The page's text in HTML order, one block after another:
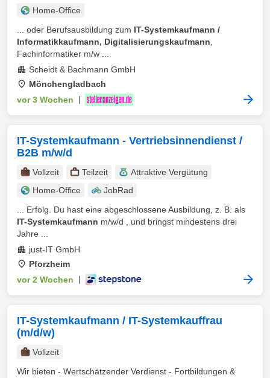
Home-Office
... oder Berufsausbildung zum IT-Systemkaufmann /
Informatikkaufmann, Digitalisierungskaufmann
Fachinformatiker m/w ...
Scheidt & Bachmann GmbH
Mönchengladbach
vor 3 Wochen
IT-Systemkaufmann - Vertriebsinnendienst /
B2B m/w/d
Vollzeit Teilzeit
Attraktive Vergütung
Home-Office
JobRad
... Erfolg. Du hast eine abgeschlossene Ausbildung, z. B. als
IT-Systemkaufmann m/w/d , und bringst mindestens drei
Jahre ...
just-IT GmbH
Pforzheim
vor 2 Wochen
IT-Systemkaufmann / IT-Systemkauffrau
(m/d/w)
Vollzeit
Wir bieten - Wertschätzender Verdienst - Fortbildungen &